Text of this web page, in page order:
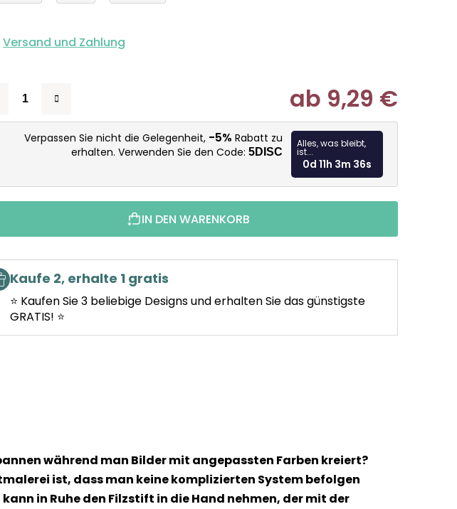
Versand und Zahlung
ab 9,29 €
Verpassen Sie nicht die Gelegenheit, -5% Rabatt zu
erhalten. Verwenden Sie den Code: 5DISC
Alles, was bleibt,
ist...
0d 11h 3m 34s
IN DEN WARENKORB
Kaufe 2, erhalte 1 gratis
⭐ Kaufen Sie 3 beliebige Designs und erhalten Sie das günstigste
GRATIS! ⭐
während man Bilder mit angepassten Farben kreiert?
ist, dass man keine komplizierten System befolgen
in Ruhe den Filzstift in die Hand nehmen, der mit der